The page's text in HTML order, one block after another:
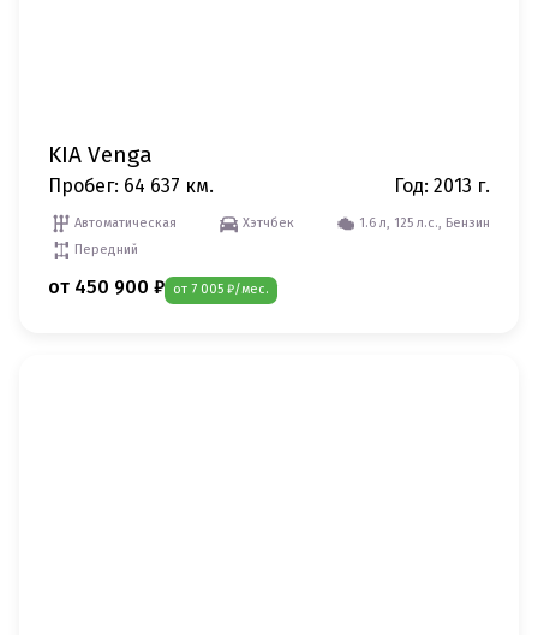
KIA Venga
Пробег: 64 637 км. Год: 2013 г.
Автоматическая Хэтчбек
1.6 л, 125 л.с., Бензин
Передний
от 450 900 ₽ от 7 005 ₽/мес.